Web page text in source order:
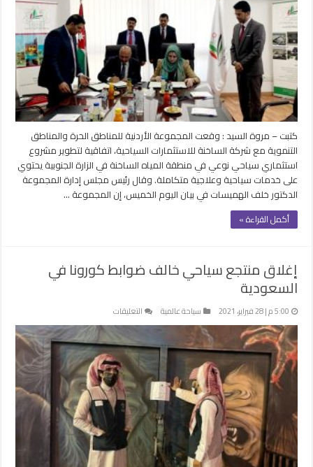
نوعي
في
منطقة
المياه
الساخنة
في
الزارة
مغلقة
كتبت – مروة السيد : وقعت المجموعة الأردنية للمناطق الحرة والمناطق
التنموية مع شركة الساخنة للاستثمارات السياحية، اتفاقية لتطوير مشروع
استثماري سياحي نوعي في منطقة المياه الساخنة في الزارة الجنوبية يحتوي
على خدمات سياحية وعلاجية متكاملة. وقال رئيس مجلس إدارة المجموعة
الدكتور خلف الهميسات في بيان اليوم الخميس، إن المجموعة …
أكمل القراءة »
إغلاق منتجع سياحي خالف ضوابط كورونا في
السعودية
5:00 م | 28 فبراير، 2021 سياحة عالمية التعليقات
إغلاق
منتجع
سياحي
خالف
ضوابط
كورونا
في
السعودية
مغلقة